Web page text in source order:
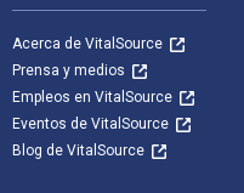
Acerca de VitalSource
Prensa y medios
Empleos en VitalSource
Eventos de VitalSource
Blog de VitalSource